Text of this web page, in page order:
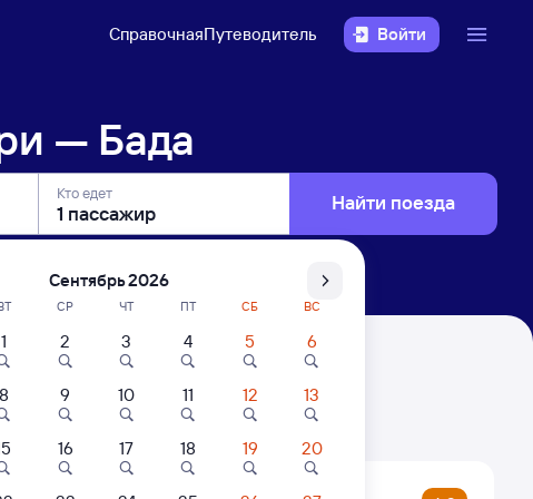
СправочнаяПутеводитель Войти
— Бада
Кто едет Найти поезда
Цены за 1 пассажира
Сентябрь 2026
СР ЧТ ПТ СБ ВС
1 2 3 4 5 6
8 9 10 11 12 13
16 17 18 19 20